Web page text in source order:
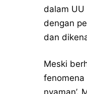
dalam UU
dengan
dan
Meski
fenomena